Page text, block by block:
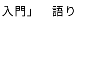
入門」 語り